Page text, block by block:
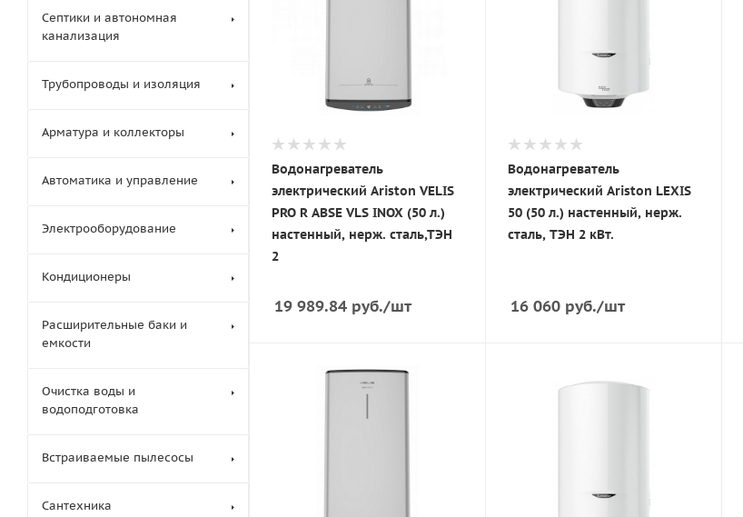
Водонагреватель
электрический Ariston VELIS
PRO R ABSE VLS INOX (50 л.)
настенный, нерж. сталь,ТЭН
2
19 989.84 руб./шт
Водонагреватель
электрический Ariston LEXIS
50 (50 л.) настенный, нерж.
сталь, ТЭН 2 кВт.
16 060руб./шт
Септики и автономная
канализация
Трубопроводы и изоляция
Арматура и коллекторы
Автоматика и управление
Электрооборудование
Кондиционеры
Расширительные баки и
емкости
Очистка воды и
водоподготовка
Встраиваемые пылесосы
Сантехника